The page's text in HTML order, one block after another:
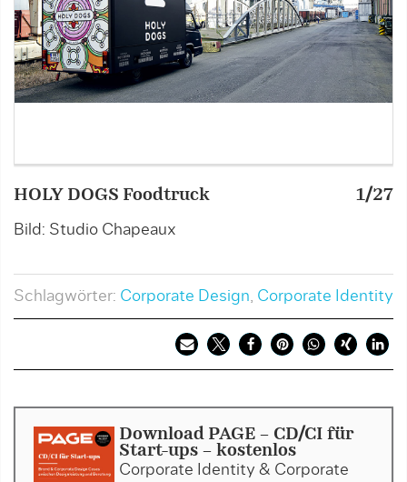
HOLY DOGS Foodtruck
Bild: Studio Chapeaux
1/27
Schlagwörter: Corporate Design, Corporate Identity
Download PAGE - CD/CI für
Start-ups - kostenlos
Corporate Identity & Corporate